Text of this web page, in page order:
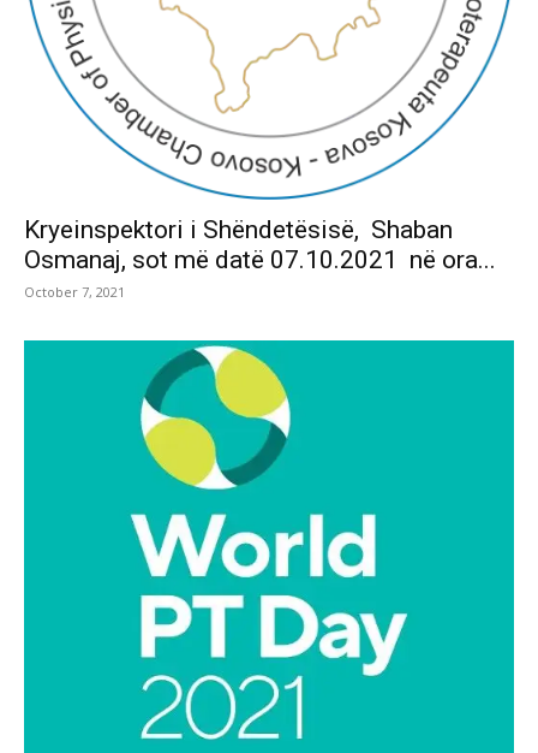
Kryeinspektori i Shëndetësisë, Shaban
Osmanaj, sot më datë 07.10.2021 në ora...
October 7, 2021